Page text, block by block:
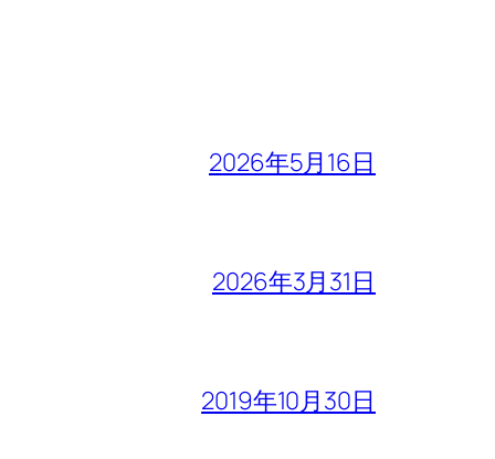
2026年5月16日
2026年3月31日
2019年10月30日